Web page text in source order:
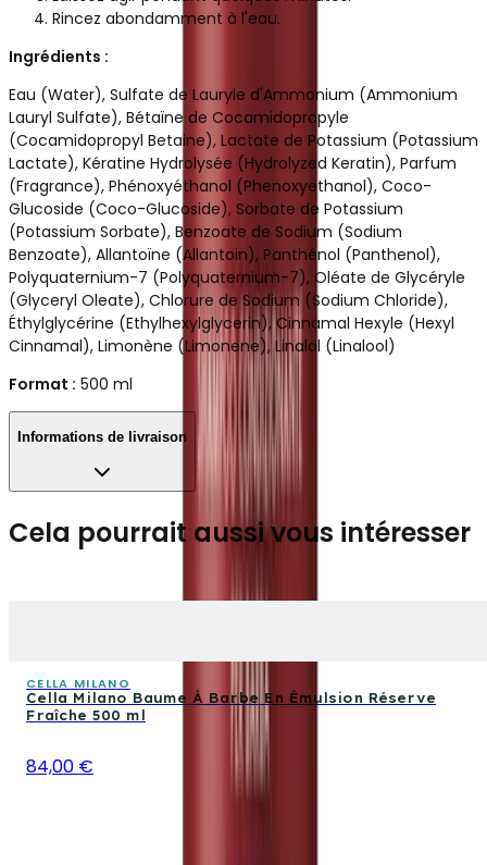
Rincez abondamment à l'eau.
Ingrédients :
Eau (Water), Sulfate de Lauryle d'Ammonium (Ammonium
Lauryl Sulfate), Bétaïne de Cocamidopropyle
(Cocamidopropyl Betaine), Lactate de Potassium (Potassium
Lactate), Kératine Hydrolysée (Hydrolyzed Keratin), Parfum
(Fragrance), Phénoxyéthanol (Phenoxyethanol), Coco-
Glucoside (Coco-Glucoside), Sorbate de Potassium
(Potassium Sorbate), Benzoate de Sodium (Sodium
Benzoate), Allantoïne (Allantoin), Panthénol (Panthenol),
Polyquaternium-7 (Polyquaternium-7), Oléate de Glycéryle
(Glyceryl Oleate), Chlorure de Sodium (Sodium Chloride),
Éthylglycérine (Ethylhexylglycerin), Cinnamal Hexyle (Hexyl
Cinnamal), Limonène (Limonene), Linalol (Linalool)
Format : 500 ml
Informations de livraison
Cela pourrait aussi vous intéresser
CELLA MILANO
Cella Milano Baume À Barbe En Émulsion Réserve
Fraîche 500 ml
84,00 €